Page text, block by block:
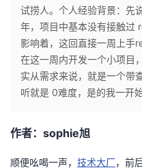
个
人
我
开
试捞人。个人经验背景：先
年，项目中基本没有接触过
影响着，这回直接一周上
在这一周内开发一个小项目
实从需求来说，就是一个带
听就是 0难度，是的我一开
作者：sophie旭
顺便吆喝一声， 技术大厂，前